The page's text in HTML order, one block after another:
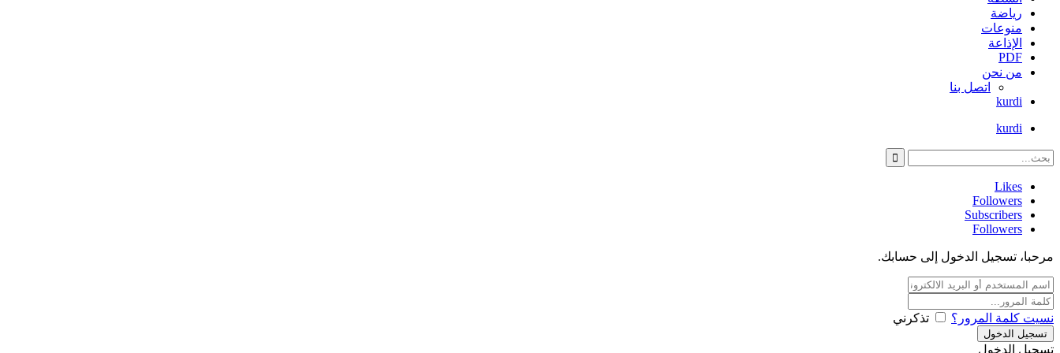
رياضة
منوعات
الإذاعة
PDF
من نحن
اتصل بنا
kurdi
kurdi
Likes
Followers
Subscribers
Followers
مرحبا، تسجيل الدخول إلى حسابك.
نسيت كلمة المرور؟ تذكرني
تسجيل الدخول